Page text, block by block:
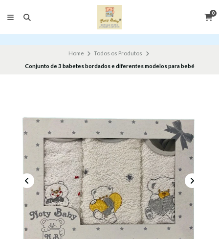
0
Home
Todos os Produtos
Conjunto de 3 babetes bordados e diferentes modelos para bebé